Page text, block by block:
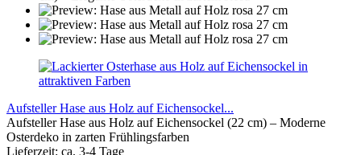
Aufsteller Hase aus Holz auf Eichensockel...
Aufsteller Hase aus Holz auf Eichensockel (22 cm) – Moderne
Osterdeko in zarten Frühlingsfarben
Lieferzeit: ca. 3-4 Tage